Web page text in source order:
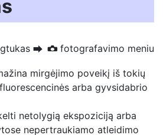
U C fotografavimo meniu
mirgėjimo poveikį iš tokių
arba gyvsidabrio
netolygią ekspoziciją arba
nepertraukiamo atleidimo